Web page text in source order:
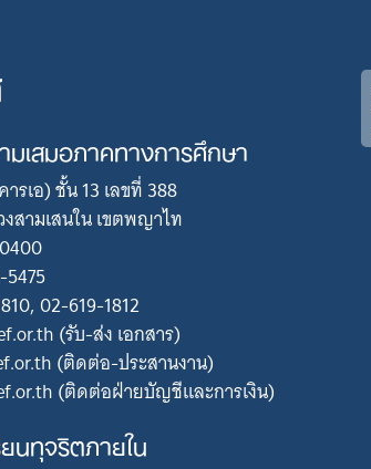
เสมอภาคทางการศึกษา
รเอ) ชั้น 13 เลขที่ 388
สามเสนใน เขตพญาไท
02-619-1812
(รับ-ส่ง เอกสาร)
(ติดต่อ-ประสานงาน)
(ติดต่อฝ่ายบัญชีและการเงิน)
นทุจริตภายใน